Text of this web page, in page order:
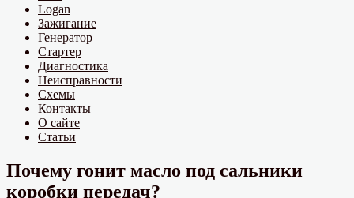
Logan
Зажигание
Генератор
Стартер
Диагностика
Неисправности
Схемы
Контакты
О сайте
Статьи
Почему гонит масло под сальники
коробки передач?